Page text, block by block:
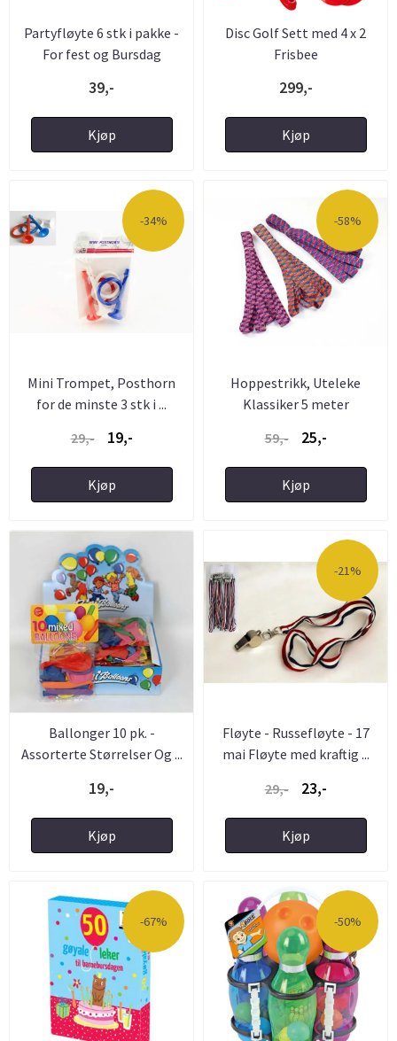
Partyfløyte 6 stk i pakke -
For fest og Bursdag
39,-
Kjøp
Disc Golf Sett med 4 x 2
Frisbee
299,-
Kjøp
-34%
Mini Trompet, Posthorn
for de minste 3 stk i ...
29,-
19,-
Kjøp
-58%
Hoppestrikk, Uteleke
Klassiker 5 meter
59,-
25,-
Kjøp
Ballonger 10 pk. -
Assorterte Størrelser Og ...
19,-
Kjøp
-21%
Fløyte - Russefløyte - 17
mai Fløyte med kraftig ...
29,-
23,-
Kjøp
-67% -50%